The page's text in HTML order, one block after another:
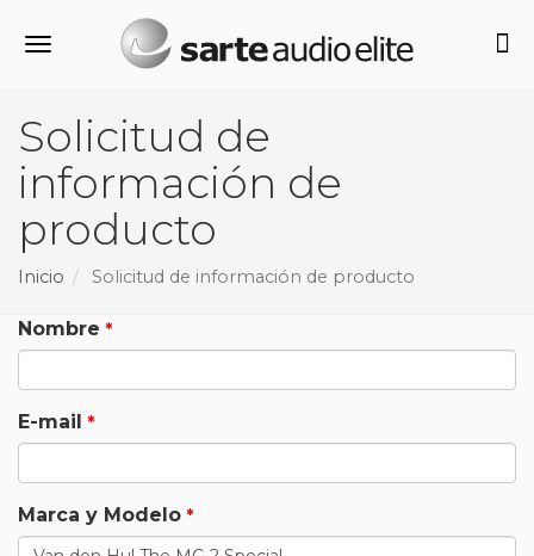
Alternar navegación
Solicitud de
información de
producto
Inicio Solicitud de información de producto
Nombre
E-mail
Marca y Modelo